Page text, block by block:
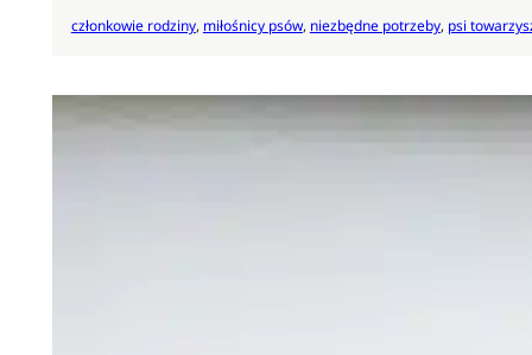
członkowie rodziny, miłośnicy psów, niezbędne potrzeby, psi